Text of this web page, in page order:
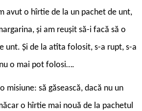
avut o hîrtie de la un pachet de unt,
și am reușit să-i facă să o
unt. Și de la atîta folosit, s-a rupt, s-a
o mai pot folosi….
misiune: să găsească, dacă nu un
o hîrtie mai nouă de la pachetul